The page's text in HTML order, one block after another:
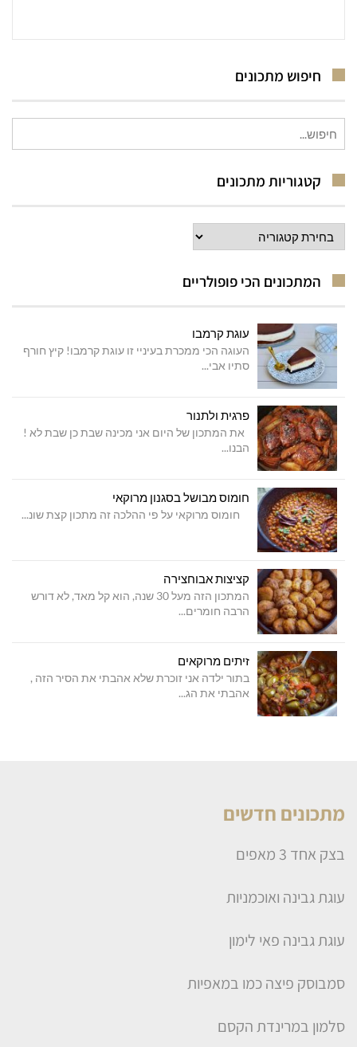
חיפוש מתכונים
עבור:
קטגוריות מתכונים
קטגוריות
מתכונים
המתכונים הכי פופולריים
עוגת קרמבו
העוגה הכי ממכרת בעיניי זו עוגת קרמבו! קיץ חורף
סתיו אבי...
פרגית ולתנור
את המתכון של היום אני מכינה שבת כן שבת לא !
הבנו...
חומוס מבושל בסגנון מרוקאי
חומוס מרוקאי על פי ההלכה זה מתכון קצת שונ...
קציצות אבוחצירה
המתכון הזה מעל 30 שנה, הוא קל מאד, לא דורש
הרבה חומרים...
זיתים מרוקאים
בתור ילדה אני זוכרת שלא אהבתי את הסיר הזה ,
אהבתי את הג...
מתכונים חדשים
בצק אחד 3 מאפים
עוגת גבינה ואוכמניות
עוגת גבינה פאי לימון
סמבוסק פיצה כמו במאפיות
סלמון במרינדת הקסם